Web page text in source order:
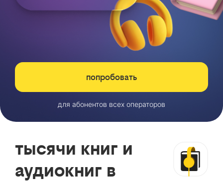
попробовать
для абонентов всех операторов
тысячи книг и
аудиокниг в